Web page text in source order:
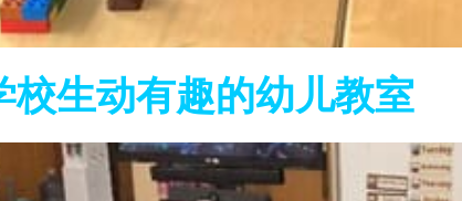
校生动有趣的幼儿教室